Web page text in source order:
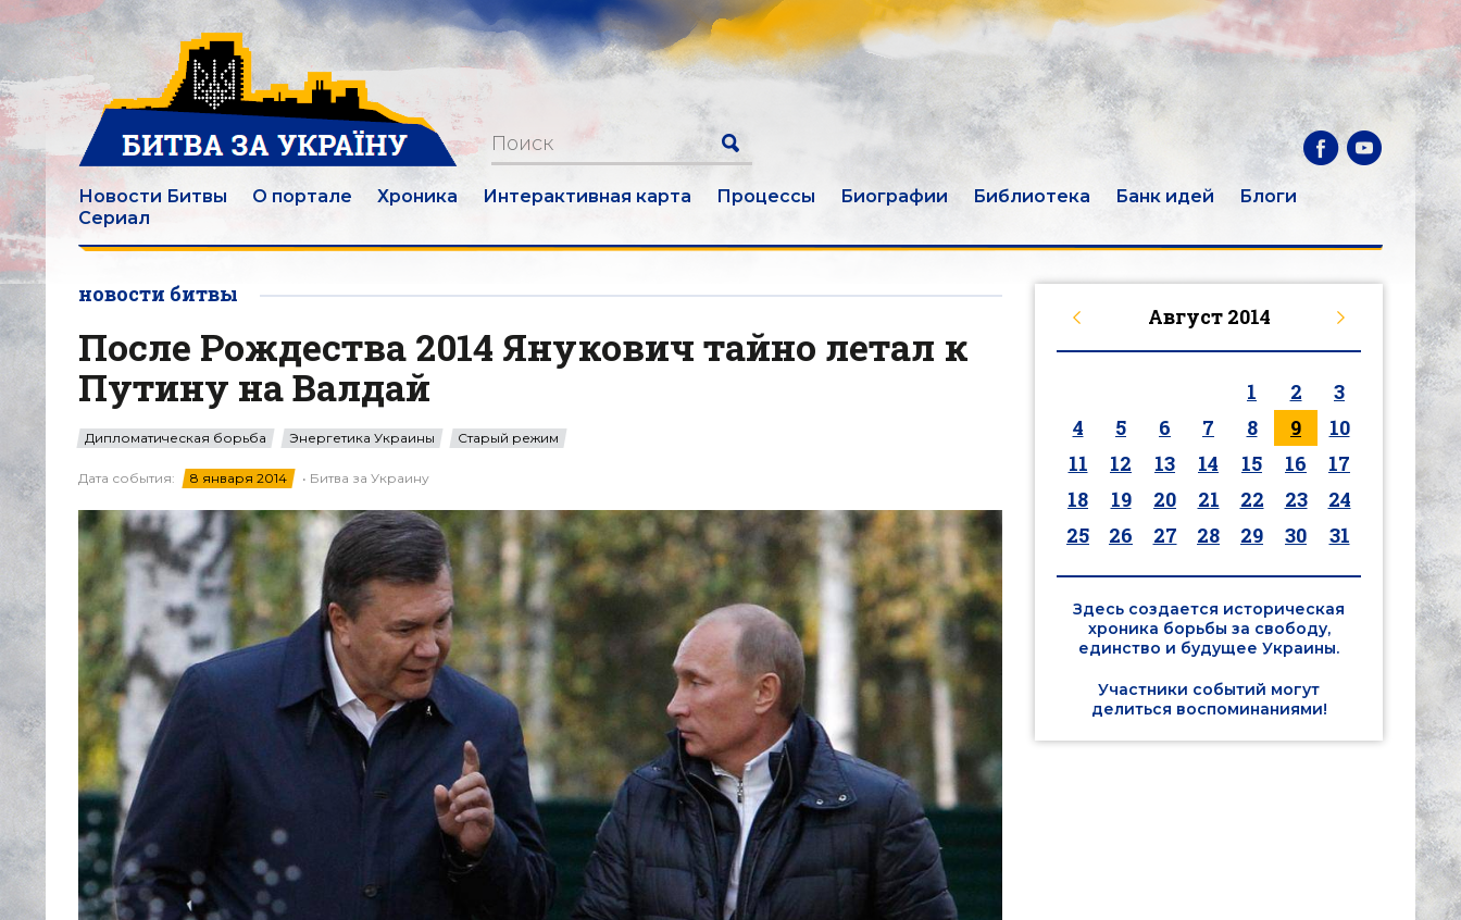
Новости Битвы О портале Хроника Интерактивная карта Процессы Биографии Библиотека Банк идей
Блоги
Сериал
новости битвы
После Рождества 2014 Янукович тайно летал к
Путину на Валдай
Дипломатическая борьба Энергетика Украины Старый режим
Дата события: 8 января 2014 • Битва за Украину
Август 2014
1 2
3
4
5 6 7 8 9
10
11
12 13 14 15 16
17
18
19 20 21 22 23
24
25
26 27 28 29 30 31
Здесь создается историческая
хроника борьбы за свободу,
единство и будущее Украины.
Участники событий могут
делиться воспоминаниями!